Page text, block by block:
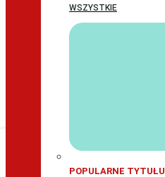
WSZYSTKIE
POPULARNE TYTUŁU